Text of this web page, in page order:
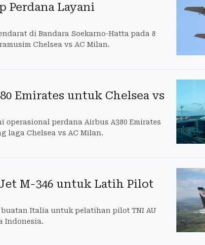
Perdana Layani
di Bandara Soekarno-Hatta pada 8
Chelsea vs AC Milan.
Emirates untuk Chelsea vs
operasional perdana Airbus A380 Emirates
laga Chelsea vs AC Milan.
M-346 untuk Latih Pilot
buatan Italia untuk pelatihan pilot TNI AU
Indonesia.